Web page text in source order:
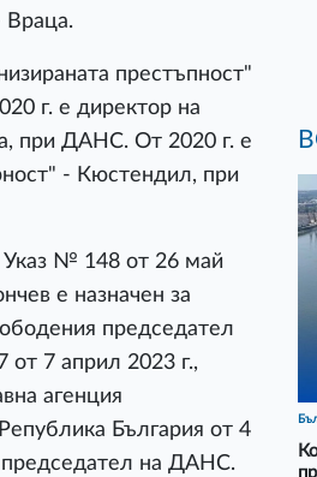
Враца.
престъпност"
г. е директор на
при ДАНС. От 2020 г. е
- Кюстендил, при
№ 148 от 26 май
е назначен за
председател
7 април 2023 г.,
агенция
България от 4
на ДАНС.